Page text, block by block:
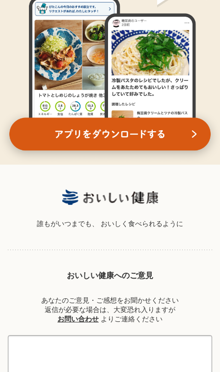
誰もがいつまでも、 おいしく食べられるように
おいしい健康へのご意見
あなたのご意見・ご感想をお聞かせください
返信が必要な場合は、大変恐れ入りますが
お問い合わせ よりご連絡ください